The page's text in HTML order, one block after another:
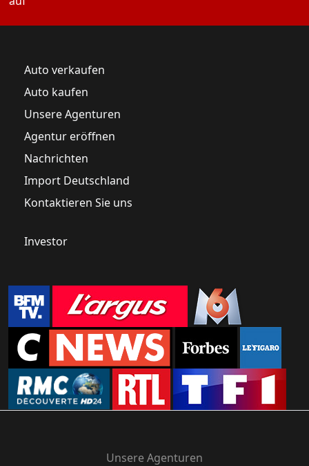
Auto verkaufen
Auto kaufen
Unsere Agenturen
Agentur eröffnen
Nachrichten
Import Deutschland
Kontaktieren Sie uns
Investor
Unsere Agenturen